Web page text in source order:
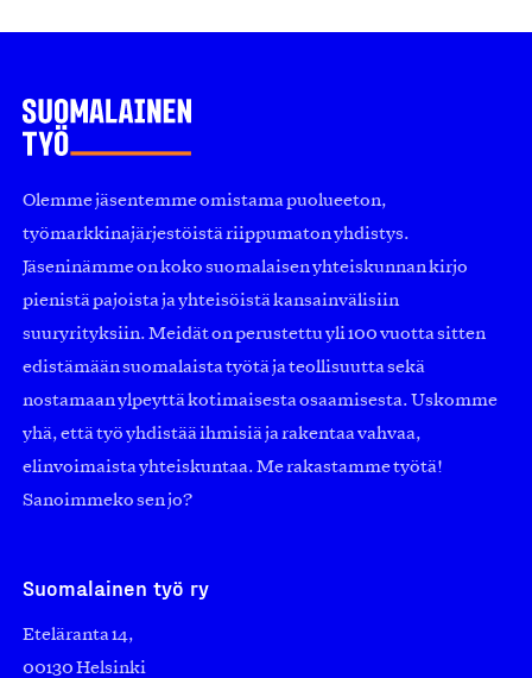
Olemme jäsentemme omistama puolueeton,
työmarkkinajärjestöistä riippumaton yhdistys.
Jäseninämme on koko suomalaisen yhteiskunnan kirjo
pienistä pajoista ja yhteisöistä kansainvälisiin
suuryrityksiin. Meidät on perustettu yli 100 vuotta sitten
edistämään suomalaista työtä ja teollisuutta sekä
nostamaan ylpeyttä kotimaisesta osaamisesta. Uskomme
yhä, että työ yhdistää ihmisiä ja rakentaa vahvaa,
elinvoimaista yhteiskuntaa. Me rakastamme työtä!
Sanoimmeko sen jo?
Suomalainen työ ry
Eteläranta 14,
00130 Helsinki